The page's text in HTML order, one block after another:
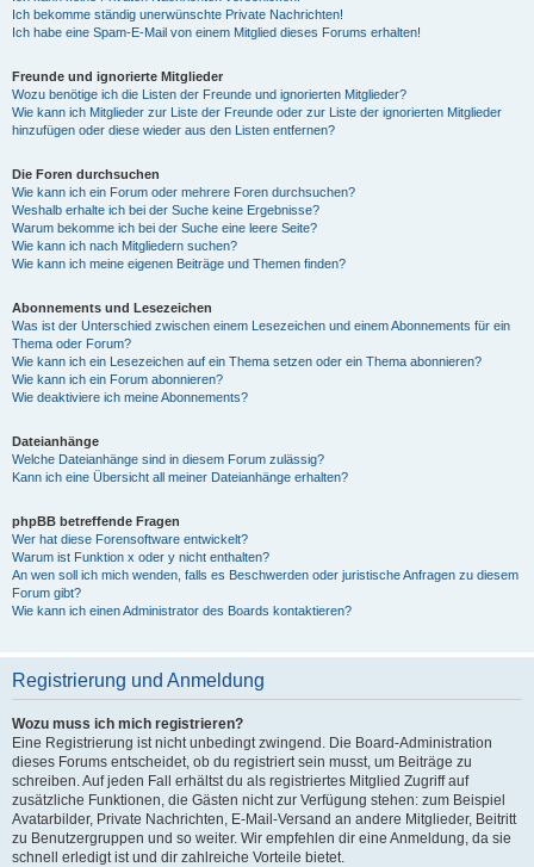
Ich bekomme ständig unerwünschte Private Nachrichten!
Ich habe eine Spam-E-Mail von einem Mitglied dieses Forums erhalten!
Freunde und ignorierte Mitglieder
Wozu benötige ich die Listen der Freunde und ignorierten Mitglieder?
Wie kann ich Mitglieder zur Liste der Freunde oder zur Liste der ignorierten Mitglieder
hinzufügen oder diese wieder aus den Listen entfernen?
Die Foren durchsuchen
Wie kann ich ein Forum oder mehrere Foren durchsuchen?
Weshalb erhalte ich bei der Suche keine Ergebnisse?
Warum bekomme ich bei der Suche eine leere Seite?
Wie kann ich nach Mitgliedern suchen?
Wie kann ich meine eigenen Beiträge und Themen finden?
Abonnements und Lesezeichen
Was ist der Unterschied zwischen einem Lesezeichen und einem Abonnements für ein
Thema oder Forum?
Wie kann ich ein Lesezeichen auf ein Thema setzen oder ein Thema abonnieren?
Wie kann ich ein Forum abonnieren?
Wie deaktiviere ich meine Abonnements?
Dateianhänge
Welche Dateianhänge sind in diesem Forum zulässig?
Kann ich eine Übersicht all meiner Dateianhänge erhalten?
phpBB betreffende Fragen
Wer hat diese Forensoftware entwickelt?
Warum ist Funktion x oder y nicht enthalten?
An wen soll ich mich wenden, falls es Beschwerden oder juristische Anfragen zu diesem
Forum gibt?
Wie kann ich einen Administrator des Boards kontaktieren?
Registrierung und Anmeldung
Wozu muss ich mich registrieren?
Eine Registrierung ist nicht unbedingt zwingend. Die Board-Administration
dieses Forums entscheidet, ob du registriert sein musst, um Beiträge zu
schreiben. Auf jeden Fall erhältst du als registriertes Mitglied Zugriff auf
zusätzliche Funktionen, die Gästen nicht zur Verfügung stehen: zum Beispiel
Avatarbilder, Private Nachrichten, E-Mail-Versand an andere Mitglieder, Beitritt
zu Benutzergruppen und so weiter. Wir empfehlen dir eine Anmeldung, da sie
schnell erledigt ist und dir zahlreiche Vorteile bietet.